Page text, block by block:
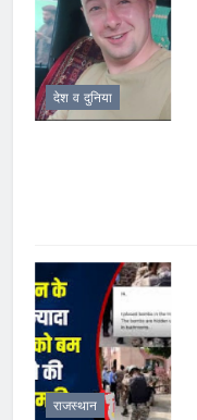
देश व दुनिया
राजस्थान